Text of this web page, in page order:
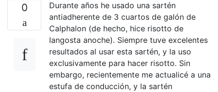
0
Durante años he usado una sartén
antiadherente de 3 cuartos de galón de
Calphalon (de hecho, hice risotto de
langosta anoche). Siempre tuve excelentes
resultados al usar esta sartén, y la uso
exclusivamente para hacer risotto. Sin
embargo, recientemente me actualicé a una
estufa de conducción, y la sartén